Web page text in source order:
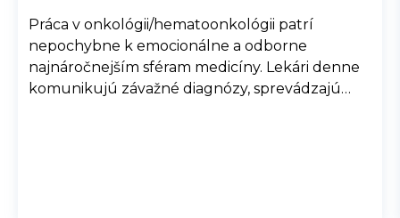
Práca v onkológii/hematoonkológii patrí
nepochybne k emocionálne a odborne
najnáročnejším sféram medicíny. Lekári denne
komunikujú závažné diagnózy, sprevádzajú